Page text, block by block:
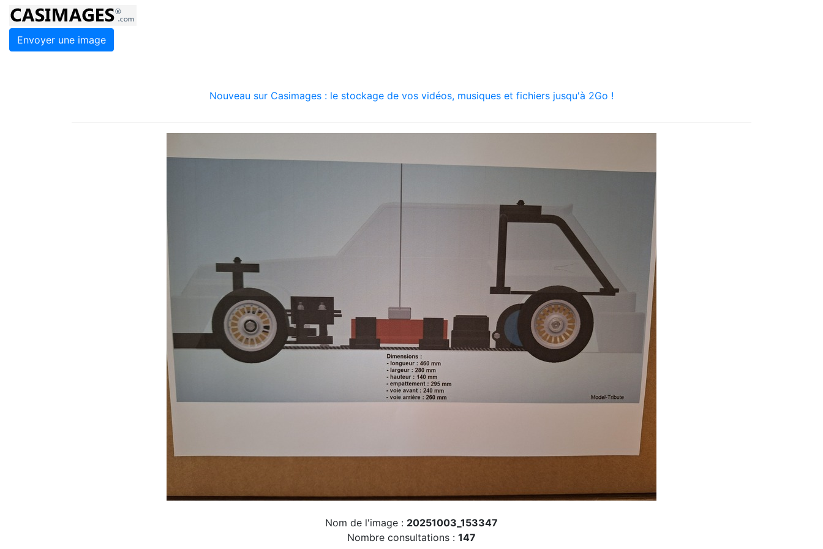
Envoyer une image
Nouveau sur Casimages : le stockage de vos vidéos, musiques et fichiers jusqu'à 2Go !
Nom de l'image : 20251003_153347
Nombre consultations : 147